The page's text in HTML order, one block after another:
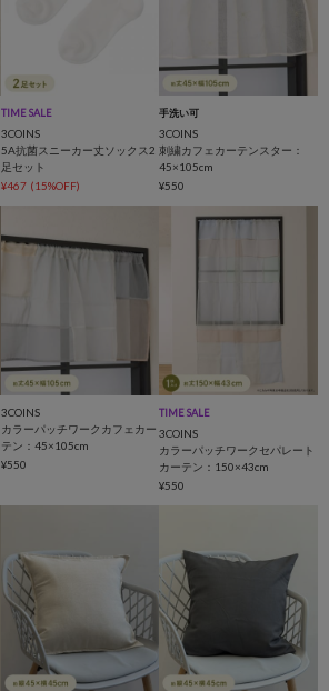
TIME SALE
3COINS
5A抗菌スニーカー丈ソックス2
足セット
¥467 (15%OFF)
手洗い可
3COINS
刺繍カフェカーテンスター：
45×105cm
¥550
3COINS
カラーパッチワークカフェカー
テン：45×105cm
¥550
TIME SALE
3COINS
カラーパッチワークセパレート
カーテン：150×43cm
¥550